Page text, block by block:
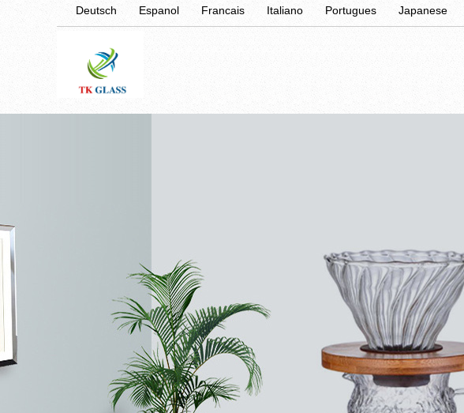
Deutsch Espanol Francais Italiano Portugues Japanese